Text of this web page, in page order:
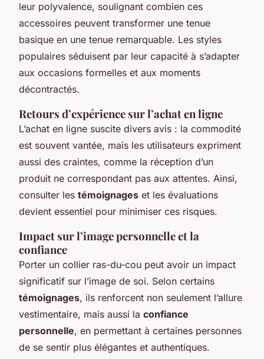
leur polyvalence, soulignant combien ces
accessoires peuvent transformer une tenue
basique en une tenue remarquable. Les styles
populaires séduisent par leur capacité à s’adapter
aux occasions formelles et aux moments
décontractés.
Retours d’expérience sur l’achat en ligne
L’achat en ligne suscite divers avis : la commodité
est souvent vantée, mais les utilisateurs expriment
aussi des craintes, comme la réception d’un
produit ne correspondant pas aux attentes. Ainsi,
consulter les témoignages et les évaluations
devient essentiel pour minimiser ces risques.
Impact sur l’image personnelle et la
confiance
Porter un collier ras-du-cou peut avoir un impact
significatif sur l’image de soi. Selon certains
témoignages, ils renforcent non seulement l’allure
vestimentaire, mais aussi la confiance
personnelle, en permettant à certaines personnes
de se sentir plus élégantes et authentiques.